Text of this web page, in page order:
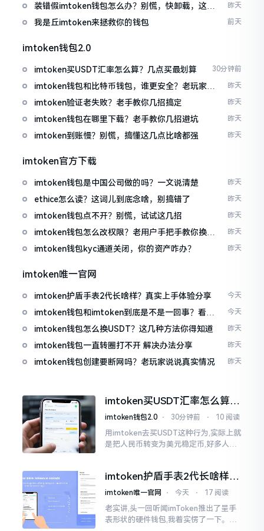
装错假imtoken钱包怎么办？别慌，快卸载，这几
招能救急
昨天
我是丘imtoken来拯救你的钱包 前天
imtoken钱包2.0
imtoken买USDT汇率怎么算？几点买最划算 30分钟前
imtoken钱包和比特币钱包，谁更安全？老玩家来
聊聊
昨天
imtoken验证老失败？老手教你几招搞定 昨天
imtoken钱包在哪里下载？老手教你几招避坑 昨天
imtoken到账慢？别慌，搞懂这几点比啥都强 昨天
imtoken官方下载
imtoken钱包是中国公司做的吗？一文说清楚 昨天
ethice怎么读？这词儿到底念啥，别搞错了 昨天
imtoken钱包点不开？别慌，试试这几招 昨天
imtoken钱包怎么改权限？老用户手把手教你换主
人
昨天
imtoken钱包kyc通道关闭，你的资产咋办？ 昨天
imtoken唯一官网
imtoken护盾手表2代长啥样？真实上手体验分享 今天
imtoken钱包和imtoken到底是不是一回事？看完
就懂了
今天
imtoken钱包怎么换USDT？这几种方法你得知道 昨天
imtoken钱包一直转圈打不开 解决办法分享 昨天
imtoken钱包创建要断网吗？老玩家说说真实情况 昨天
imtoken买USDT汇率怎么算？
几点买最划算
imtoken钱包2.0 ⋅ 30分钟前 ⋅ 10 阅读
用imtoken去买USDT这种行为,实际上就
是把人民币转变为美元稳定币,好多人在
低的状况
imtoken护盾手表2代长啥样？
真实上手体验分享
imtoken唯一官网 ⋅ 今天 ⋅ 17 阅读
老实讲,头一回听闻imToken推出了呈手
表形状的硬件钱包,我着实愣了一下。在c